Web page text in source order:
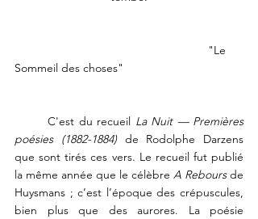
Sommeil des choses"
	C'est du recueil
La Nuit — Premières
poésies (1882-1884) de Rodolphe Darzens
que sont tirés ces vers. Le recueil fut publié
la même année que le célèbre A Rebours de
Huysmans ; c’est l’époque des crépuscules,
bien plus que des aurores. La poésie